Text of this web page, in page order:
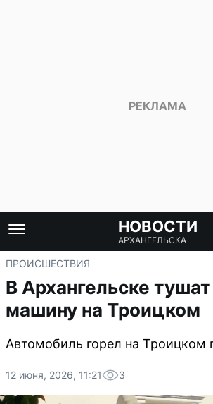
НОВОСТИ
АРХАНГЕЛЬСКА
ПРОИСШЕСТВИЯ
В Архангельске
машину на Троицком
Автомобиль горел на Троицком
12 июня, 2026, 11:21 3